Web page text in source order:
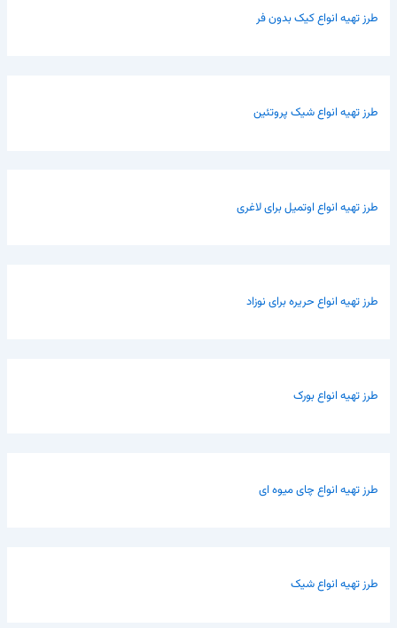
طرز تهیه انواع کیک بدون فر
طرز تهیه انواع شیک پروتئین
طرز تهیه انواع اوتمیل برای لاغری
طرز تهیه انواع حریره برای نوزاد
طرز تهیه انواع بورک
طرز تهیه انواع چای میوه ای
طرز تهیه انواع شیک